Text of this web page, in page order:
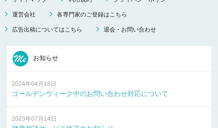
運営会社 各専門家のご登録はこちら
広告出稿についてはこちら 退会・お問い合わせ
お知らせ
2024年04月18日
ゴールデンウィーク中のお問い合わせ対応について
2023年07月14日